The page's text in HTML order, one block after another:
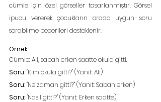
cümle için özel görseller tasarlanmıştır. Görsel
ipucu vererek çocukların orada uygun soru
sorabilme becerileri desteklenir.
Örnek:
Cümle: Ali, sabah erken saatte okula gitti.
Soru: "Kim okula gitti?" (Yanıt: Ali)
Soru: "Ne zaman gitti?" (Yanıt: Sabah erken)
Soru: "Nasıl gitti?" (Yanıt: Erken saatte)